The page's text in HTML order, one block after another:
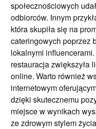
społecznościowych
odbiorców. Innym
która skupiła się na
cateringowych poprzez
lokalnymi
restauracja zwiększyła
online. Warto również
internetowym
dzięki skutecznemu
miejsce w wynikach
ze zdrowym stylem